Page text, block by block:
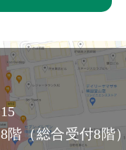
（総合受付8階）